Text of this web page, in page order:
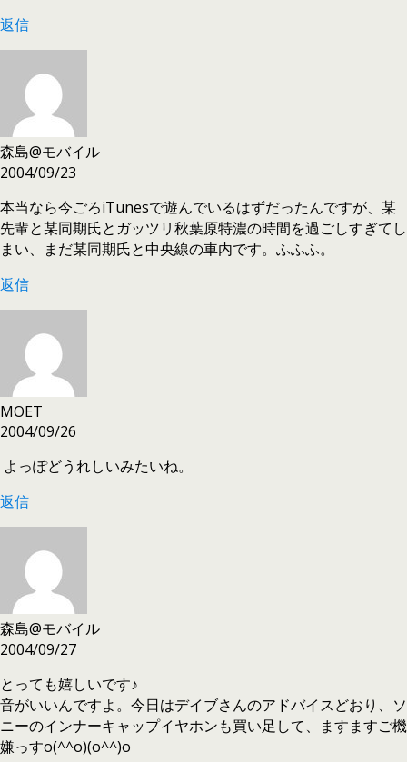
返信
森島@モバイル
2004/09/23
本当なら今ごろiTunesで遊んでいるはずだったんですが、某
先輩と某同期氏とガッツリ秋葉原特濃の時間を過ごしすぎてし
まい、まだ某同期氏と中央線の車内です。ふふふ。
返信
MOET
2004/09/26
よっぽどうれしいみたいね。
返信
森島@モバイル
2004/09/27
とっても嬉しいです♪
音がいいんですよ。今日はデイブさんのアドバイスどおり、ソ
ニーのインナーキャップイヤホンも買い足して、ますますご機
嫌っすo(^^o)(o^^)o